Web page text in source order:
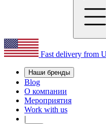
Fast delivery from
Наши бренды
Blog
О компании
Мероприятия
Work with us
|